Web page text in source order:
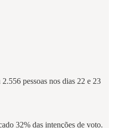
pessoas nos dias 22 e 23
32% das intenções de voto.